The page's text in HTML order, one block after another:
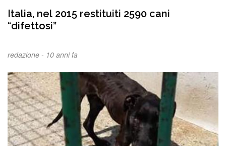
Italia, nel 2015 restituiti 2590 cani
“difettosi”
redazione - 10 anni fa